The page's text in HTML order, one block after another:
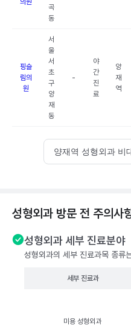
의원
곡
동
핑슬
림의
원
서
울
서
초
구
양
재
동
-
야
간
진
료
양
재
역
양재역 성형외과 비
성형외과 방문 전 주의사
성형외과 세부 진료분야
성형외과의 세부 진료과목 종류
세부 진료과
미용 성형외과